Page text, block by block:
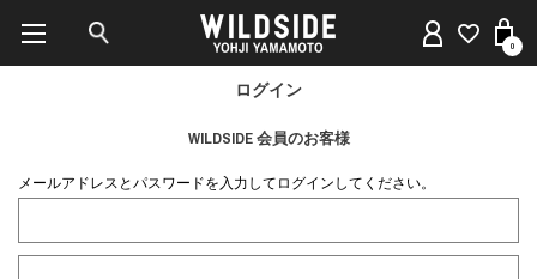
0
ログイン
WILDSIDE 会員のお客様
メールアドレスとパスワードを入力してログインしてください。